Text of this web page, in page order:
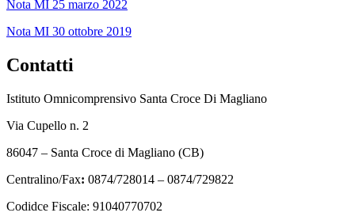
Nota MI 25 marzo 2022
Nota MI 30 ottobre 2019
Contatti
Istituto Omnicomprensivo Santa Croce Di Magliano
Via Cupello n. 2
86047 – Santa Croce di Magliano (CB)
Centralino/Fax: 0874/728014 – 0874/729822
Codidce Fiscale: 91040770702